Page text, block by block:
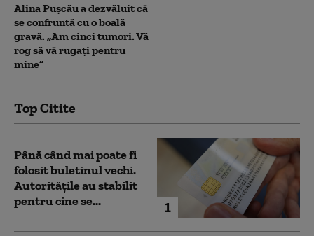
Alina Pușcău a dezvăluit că
se confruntă cu o boală
gravă. „Am cinci tumori. Vă
rog să vă rugați pentru
mine”
Top Citite
1
Până când mai poate fi
folosit buletinul vechi.
Autoritățile au stabilit
pentru cine se...